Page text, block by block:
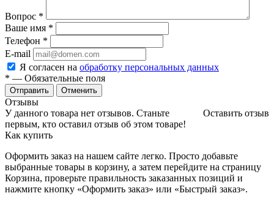
Вопрос *
Ваше имя *
Телефон *
E-mail
Я согласен на обработку персональных данных
* — Обязательные поля
Отменить
Отзывы
Оставить отзыв
У данного товара нет отзывов. Станьте
первым, кто оставил отзыв об этом товаре!
Как купить
Оформить заказ на нашем сайте легко. Просто добавьте
выбранные товары в корзину, а затем перейдите на страницу
Корзина, проверьте правильность заказанных позиций и
нажмите кнопку «Оформить заказ» или «Быстрый заказ».